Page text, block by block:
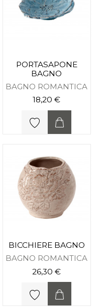
PORTASAPONE
BAGNO
BAGNO ROMANTICA
18,20 €
BICCHIERE BAGNO
BAGNO ROMANTICA
26,30 €